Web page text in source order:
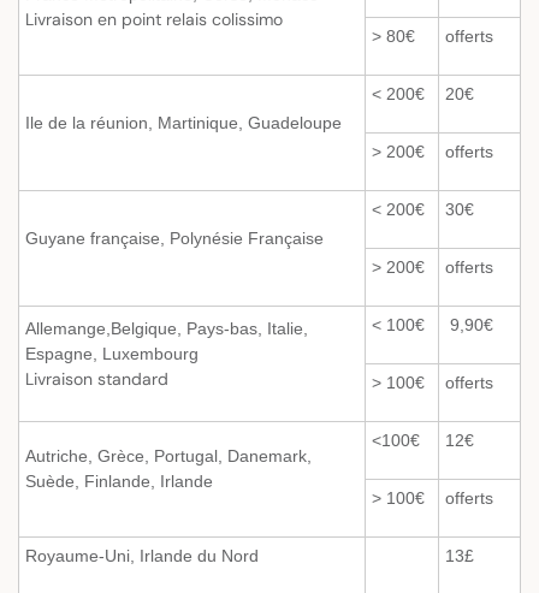
Livraison en point relais colissimo
> 80€ offerts
Ile de la réunion, Martinique, Guadeloupe
< 200€ 20€
> 200€ offerts
Guyane française, Polynésie Française
< 200€ 30€
> 200€ offerts
Allemange,Belgique, Pays-bas, Italie,
Espagne, Luxembourg
Livraison standard
< 100€ 9,90€
> 100€ offerts
Autriche, Grèce, Portugal, Danemark,
Suède, Finlande, Irlande
<100€ 12€
> 100€ offerts
Royaume-Uni, Irlande du Nord 13£